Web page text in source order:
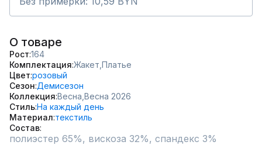
О товаре
Рост 164
Комплектация Жакет, Платье
Цвет розовый
Сезон Демисезон
Коллекция Весна, Весна 2026
СтильНа каждый день
Материал текстиль
Состав
полиэстер 65%, вискоза 32%, спандекс 3%